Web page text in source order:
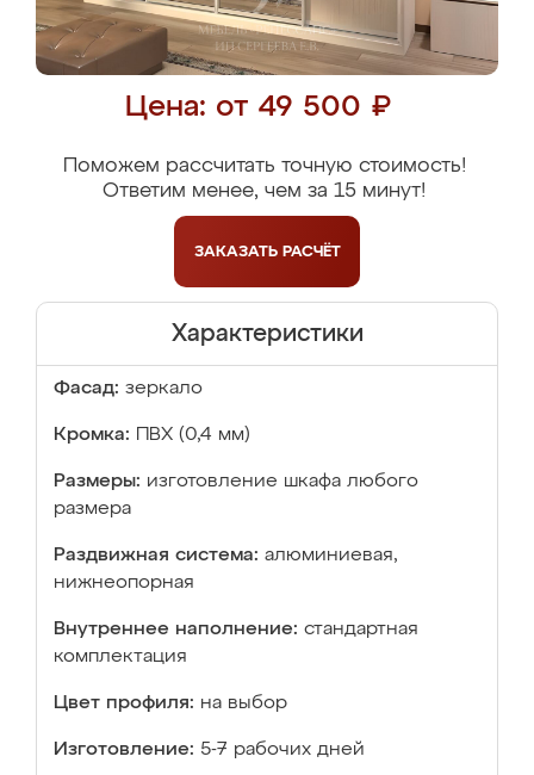
Цена: от 49 500 ₽
Поможем рассчитать точную стоимость!
Ответим менее, чем за 15 минут!
ЗАКАЗАТЬ РАСЧЁТ
Характеристики
Фасад: зеркало
Кромка: ПВХ (0,4 мм)
Размеры: изготовление шкафа любого
размера
Раздвижная система: алюминиевая,
нижнеопорная
Внутреннее наполнение: стандартная
комплектация
Цвет профиля: на выбор
Изготовление: 5-7 рабочих дней